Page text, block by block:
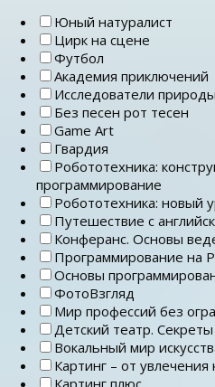
Юный натуралист
Цирк на сцене
Футбол
Академия приключений
Исследователи природы
Без песен рот тесен
Game Art
Гвардия
Робототехника:
программирование
Робототехника: новый
Путешествие с
Конферанс. Основы
Программирование на
Основы
ФотоВзгляд
Мир профессий без
Детский театр.
Вокальный мир
Картинг – от увлечения
Картинг плюс